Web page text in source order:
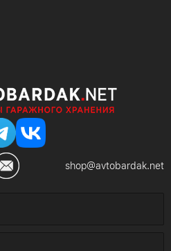
shop@avtobardak.net